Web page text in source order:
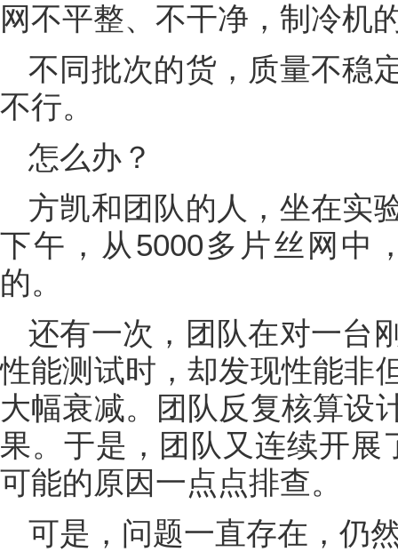
网不平整、不干净，制冷机
不同批次的货，质量不稳
不行。
怎么办？
方凯和团队的人，坐在实
下午，从5000多片丝网中
的。
还有一次，团队在对一台
性能测试时，却发现性能非
大幅衰减。团队反复核算设
果。于是，团队又连续开
可能的原因一点点排查。
可是，问题一直存在，仍